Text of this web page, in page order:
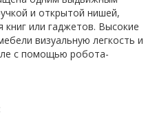
и открытой нишей,
книг или гаджетов. Высокие
визуальную легкость и
с помощью робота-